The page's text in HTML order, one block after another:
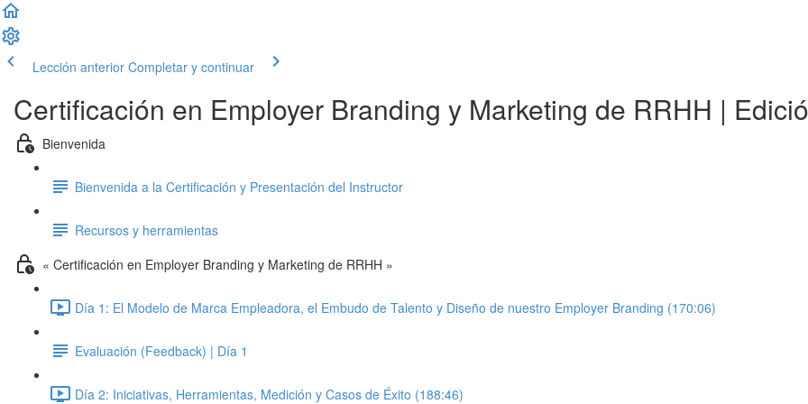
Lección anterior Completar y continuar
Certificación en Employer Branding y Marketing de RRHH |
Bienvenida
Bienvenida a la Certificación y Presentación del Instructor
Recursos y herramientas
« Certificación en Employer Branding y Marketing de RRHH »
Día 1: El Modelo de Marca Empleadora, el Embudo de Talento y Diseño de nuestro Employer Branding (170:06)
Evaluación (Feedback) | Día 1
Día 2: Iniciativas, Herramientas, Medición y Casos de Éxito (188:46)